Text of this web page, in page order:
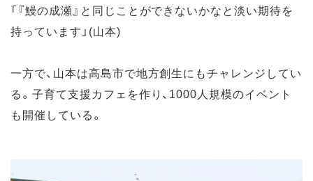
「『鰻の成瀬』と同じことができないかなと淡い期待を
持っています」(山本)
一方で、山本は高島市で地方創生にもチャレンジしてい
る。子育て支援カフェを作り、1000人規模のイベント
も開催している。